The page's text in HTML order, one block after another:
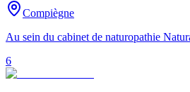
Compiègne
Au sein du cabinet de naturopathie
6